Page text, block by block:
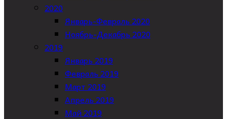
2020
Январь-Февраль 2020
Ноябрь-Декабрь 2020
2019
Январь 2019
Февраль 2019
Март 2019
Апрель 2019
Май 2019